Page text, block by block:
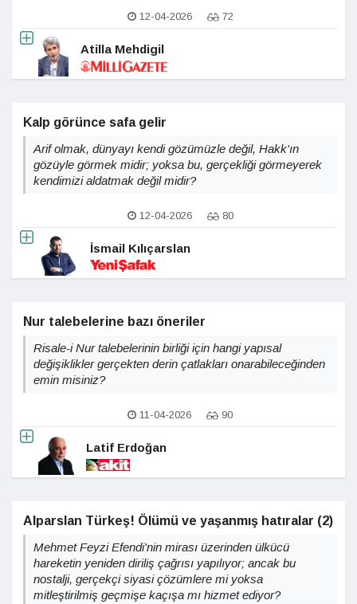
12-04-2026 72
Atilla Mehdigil
Kalp görünce safa gelir
Arif olmak, dünyayı kendi gözümüzle değil, Hakk'ın
gözüyle görmek midir; yoksa bu, gerçekliği görmeyerek
kendimizi aldatmak değil midir?
12-04-2026 80
İsmail Kılıçarslan
Nur talebelerine bazı öneriler
Risale-i Nur talebelerinin birliği için hangi yapısal
değişiklikler gerçekten derin çatlakları onarabileceğinden
emin misiniz?
11-04-2026 90
Latif Erdoğan
Alparslan Türkeş! Ölümü ve yaşanmış hatıralar (2)
Mehmet Feyzi Efendi'nin mirası üzerinden ülkücü
hareketin yeniden diriliş çağrısı yapılıyor; ancak bu
nostalji, gerçekçi siyasi çözümlere mi yoksa
mitleştirilmiş geçmişe kaçışa mı hizmet ediyor?